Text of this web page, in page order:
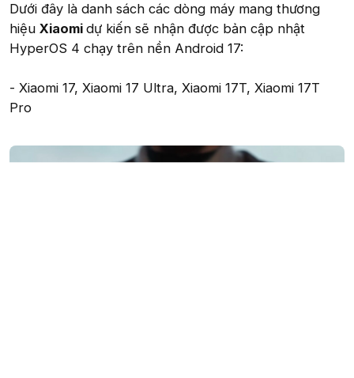
Dưới đây là danh sách các dòng máy mang thương
hiệu Xiaomi dự kiến sẽ nhận được bản cập nhật
HyperOS 4 chạy trên nền Android 17:
- Xiaomi 17, Xiaomi 17 Ultra, Xiaomi 17T, Xiaomi 17T
Pro